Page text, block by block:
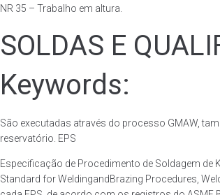
NR 35 – Trabalho em altura.
SOLDAS E
Keywords:
São executadas através do processo GMAW,
reservatório. EPS
Especificação de Procedimento de Soldagem
Standard for WeldingandBrazing Procedures,